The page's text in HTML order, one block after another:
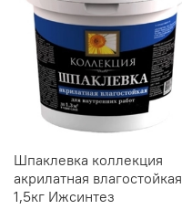
Шпаклевка коллекция
акрилатная влагостойкая
1,5кг Ижсинтез